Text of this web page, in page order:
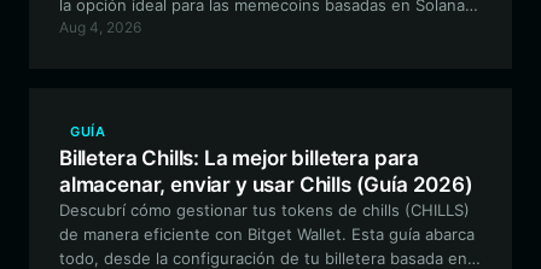
la opción ideal para las memecoins basadas en Solana,
ya que ofrece un acceso fluido al ecosistema de PEPE
Aug 4, 2026
GUÍA
Billetera Chills: La mejor billetera para
almacenar, enviar y usar Chills (Guía 2026)
Descubrí cómo gestionar tus tokens de chills (CHILLS)
de manera eficiente con Bitget Wallet. Esta guía abarca
todo, desde la configuración de tu billetera basada en